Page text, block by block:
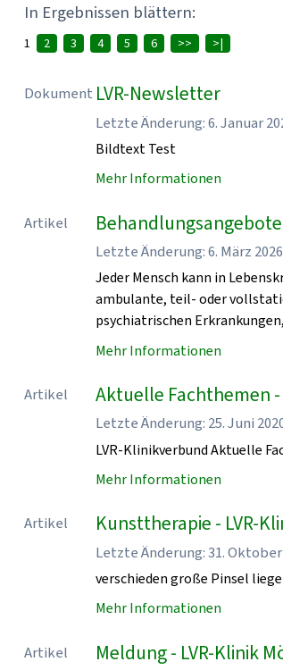
In Ergebnissen blättern:
1 2 3 4 5 6 >> >|
Dokument LVR-Newsletter
Letzte Änderung: 6. Januar
Bildtext Test
Mehr Informationen
Artikel
Letzte Änderung: 6. März
Jeder Mensch kann in
ambulante, teil- oder
psychiatrischen
Mehr Informationen
Artikel Aktuelle Fachthemen
Letzte Änderung: 25. Juni
LVR-Klinikverbund Aktuelle
Mehr Informationen
Artikel Kunsttherapie - LVR-
Letzte Änderung: 31. Oktober
verschieden große Pinsel
Mehr Informationen
Artikel Meldung - LVR-Klinik